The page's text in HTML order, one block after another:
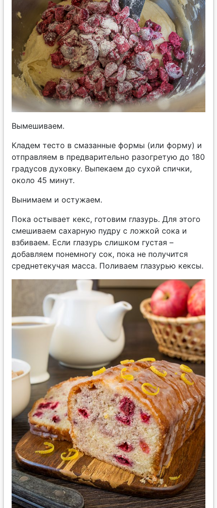
Вымешиваем.
Кладем тесто в смазанные формы (или форму) и
отправляем в предварительно разогретую до 180
градусов духовку. Выпекаем до сухой спички,
около 45 минут.
Вынимаем и остужаем.
Пока остывает кекс, готовим глазурь. Для этого
смешиваем сахарную пудру с ложкой сока и
взбиваем. Если глазурь слишком густая –
добавляем понемногу сок, пока не получится
среднетекучая масса. Поливаем глазурью кексы.